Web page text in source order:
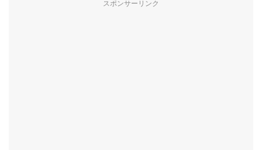
スポンサーリンク